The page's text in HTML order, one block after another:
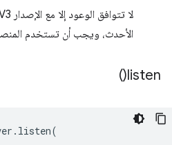
الأحدث، ويجب أن تستخدم
listen(
)
. listen(